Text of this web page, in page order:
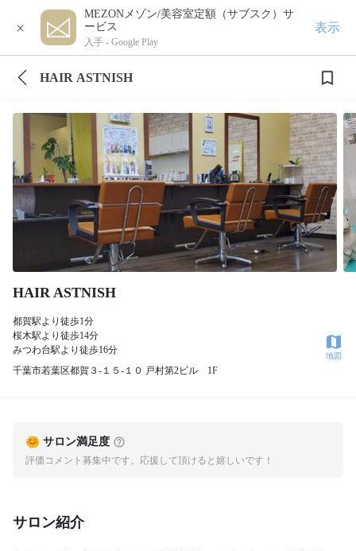
×
MEZONメゾン/美容室定額（サブスク）サ
ービス
入手 - Google Play
表示
HAIR ASTNISH
HAIR ASTNISH
都賀駅より徒歩1分
桜木駅より徒歩14分
みつわ台駅より徒歩16分
千葉市若葉区都賀３-１５-１０ 戸村第2ビル 1F
地図
サロン満足度
評価コメント募集中です。応援して頂けると嬉しいです！
サロン紹介